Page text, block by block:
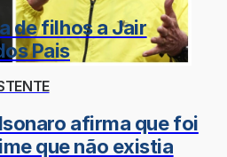
de filhos a Jair
Pais
afirma que foi
que não existia